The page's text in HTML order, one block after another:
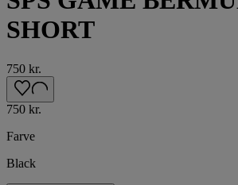
SHORT
750 kr.
750 kr.
Farve
Black